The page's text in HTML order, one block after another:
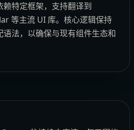
特定框架，支持翻译到
等主流 UI 库。核心逻辑保持
法，以确保与现有组件生态和